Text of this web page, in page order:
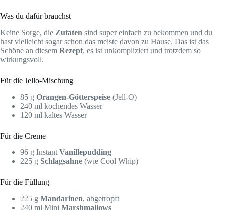
Was du dafür brauchst
Keine Sorge, die Zutaten sind super einfach zu bekommen und du
hast vielleicht sogar schon das meiste davon zu Hause. Das ist das
Schöne an diesem Rezept, es ist unkompliziert und trotzdem so
wirkungsvoll.
Für die Jello-Mischung
85 g Orangen-Götterspeise (Jell-O)
240 ml kochendes Wasser
120 ml kaltes Wasser
Für die Creme
96 g InstantVanillepudding
225 g Schlagsahne (wie Cool Whip)
Für die Füllung
225 g Mandarinen, abgetropft
240 ml Mini Marshmallows